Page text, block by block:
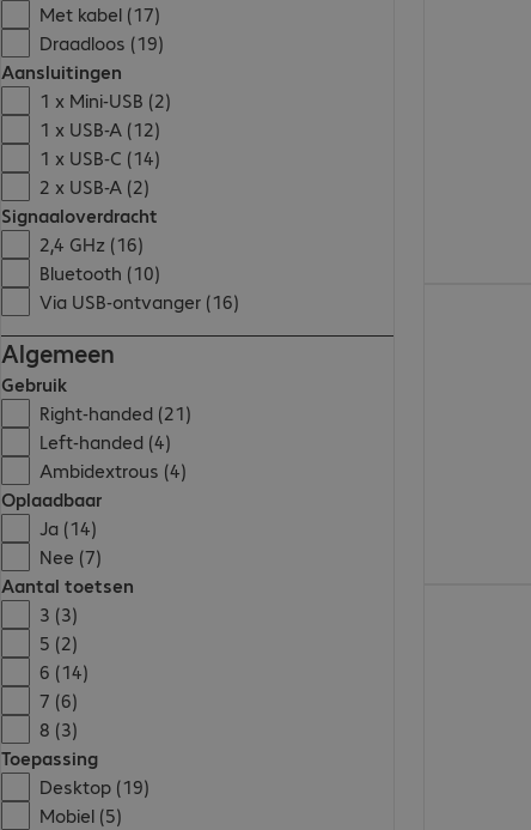
Met kabel (17)
Draadloos (19)
Aansluitingen
1 x Mini-USB (2)
1 x USB-A (12)
1 x USB-C (14)
2 x USB-A (2)
Signaaloverdracht
2,4 GHz (16)
Bluetooth (10)
Via USB-ontvanger (16)
Algemeen
Gebruik
Right-handed (21)
Left-handed (4)
Ambidextrous (4)
Oplaadbaar
Ja (14)
Nee (7)
Aantal toetsen
3 (3)
5 (2)
6 (14)
7 (6)
8 (3)
Toepassing
Desktop (19)
Mobiel (5)